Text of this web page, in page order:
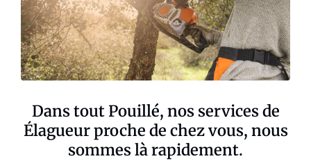
Dans tout Pouillé, nos services de
Élagueur proche de chez vous, nous
sommes là rapidement.